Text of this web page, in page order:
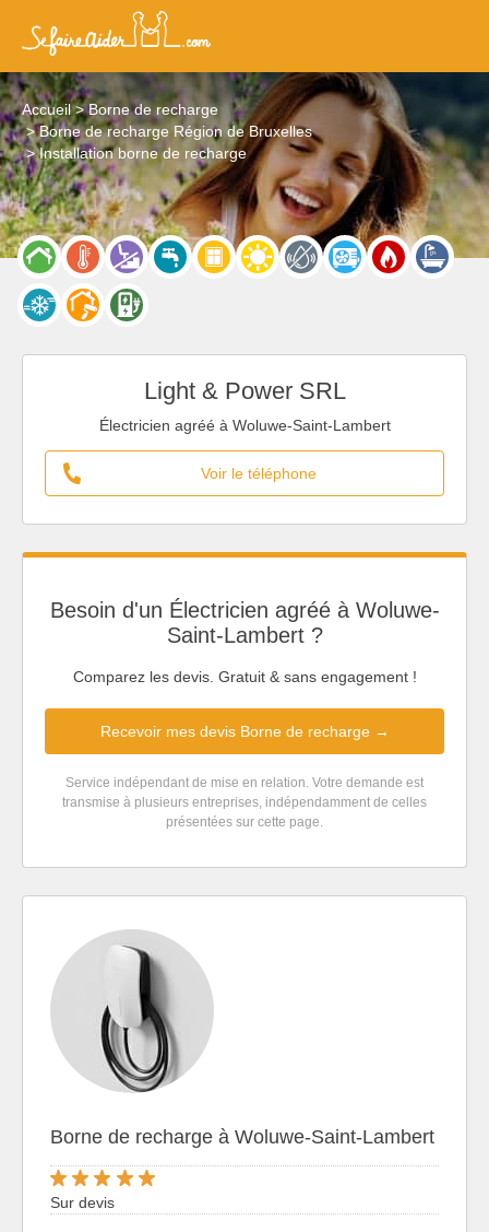
Accueil
Borne de recharge
Borne de recharge Région de Bruxelles
Installation borne de recharge
Light & Power SRL
Électricien agréé à Woluwe-Saint-Lambert
Voir le téléphone
Besoin d'un Électricien agréé à Woluwe-
Saint-Lambert ?
Comparez les devis. Gratuit & sans engagement !
Recevoir mes devis Borne de recharge →
Service indépendant de mise en relation. Votre demande est
transmise à plusieurs entreprises, indépendamment de celles
présentées sur cette page.
Borne de recharge à Woluwe-Saint-Lambert
Sur devis